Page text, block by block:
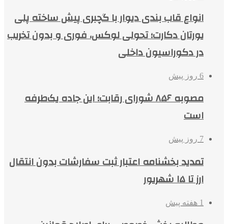
انواع قاب بندی دیوار با گچبری پیش ساخته پلی
یورتان دکارت؛ تحولی لوکس، فوری و بدون تخریب
در دکوراسیون داخلی
6 روز پیش
مصوبه ۸۵۶ شورای رقابت؛ این جاده یک‌طرفه
است
7 روز پیش
تمدید بخشنامه اعتبار ثبت سفارشات بدون انتقال
ارز تا ۱۵ شهریور
1 هفته پیش